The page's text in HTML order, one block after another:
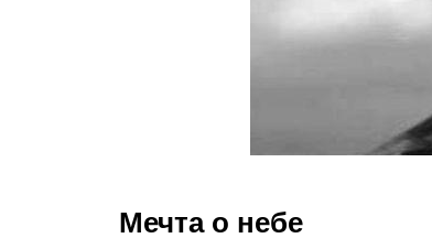
Мечта о небе